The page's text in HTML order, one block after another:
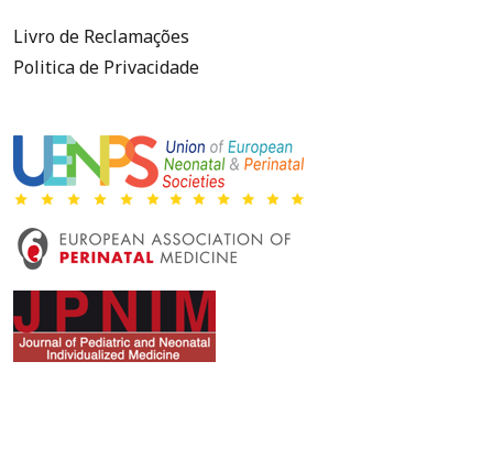
Livro de Reclamações
Politica de Privacidade